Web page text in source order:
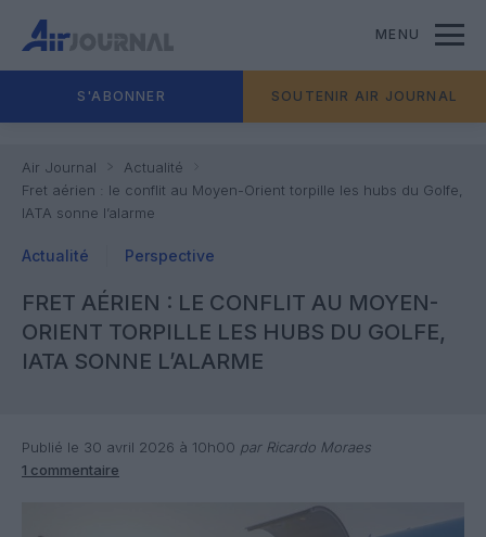
MENU
S'ABONNER SOUTENIR AIR JOURNAL
Air Journal
Actualité
Fret aérien : le conflit au Moyen-Orient torpille les hubs du Golfe,
IATA sonne l’alarme
Actualité Perspective
FRET AÉRIEN : LE CONFLIT AU MOYEN-
ORIENT TORPILLE LES HUBS DU GOLFE,
IATA SONNE L’ALARME
Publié le 30 avril 2026 à 10h00 par Ricardo Moraes
1 commentaire